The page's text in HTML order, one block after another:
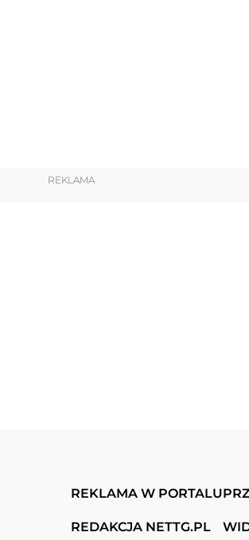
REKLAMA
REKLAMA W PORTALU
REDAKCJA NETTG.PL